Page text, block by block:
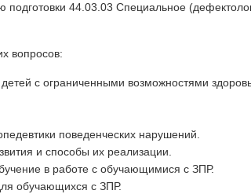
подготовки 44.03.03 Специальное
вопросов:
с ограниченными возможностями
поведенческих нарушений.
и способы их реализации.
в работе с обучающимися с ЗПР.
обучающихся с ЗПР.